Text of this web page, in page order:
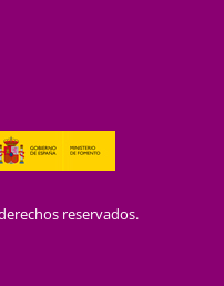
reservados.